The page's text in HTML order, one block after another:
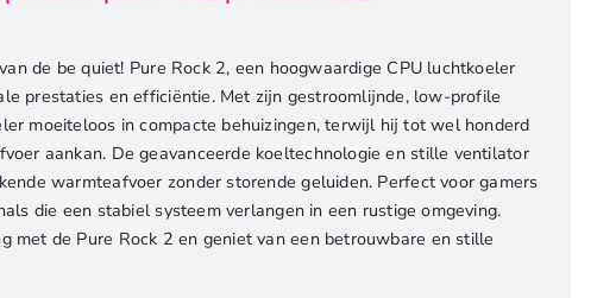
de be quiet! Pure Rock 2, een hoogwaardige CPU luchtkoeler
prestaties en efficiëntie. Met zijn gestroomlijnde, low-profile
moeiteloos in compacte behuizingen, terwijl hij tot wel honderd
aankan. De geavanceerde koeltechnologie en stille ventilator
warmteafvoer zonder storende geluiden. Perfect voor gamers
die een stabiel systeem verlangen in een rustige omgeving.
met de Pure Rock 2 en geniet van een betrouwbare en stille